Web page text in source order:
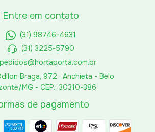
Entre em contato
(31) 98746-4631
(31) 3225-5790
pedidos@hortaporta.com.br
Braga, 972 . Anchieta - Belo
MG - CEP.: 30310-386
de pagamento